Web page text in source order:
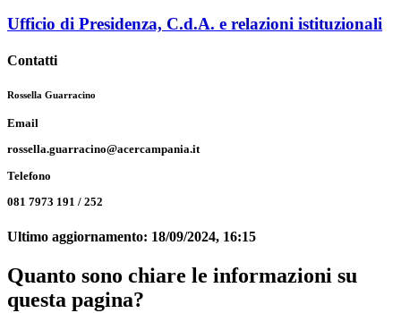
Ufficio di Presidenza, C.d.A. e relazioni istituzionali
Contatti
Rossella Guarracino
Email
rossella.guarracino@acercampania.it
Telefono
081 7973 191 / 252
Ultimo aggiornamento: 18/09/2024, 16:15
Quanto sono chiare le informazioni su
questa pagina?